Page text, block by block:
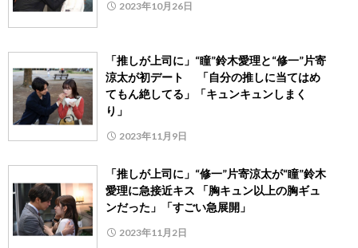
2023年10月26日
「推しが上司に」“瞳”鈴木愛理と“修一”片寄
涼太が初デート 「自分の推しに当てはめ
てもん絶してる」「キュンキュンしまく
り」
2023年11月9日
「推しが上司に」“修一”片寄涼太が“瞳”鈴木
愛理に急接近キス 「胸キュン以上の胸ギュ
ンだった」「すごい急展開」
2023年11月2日